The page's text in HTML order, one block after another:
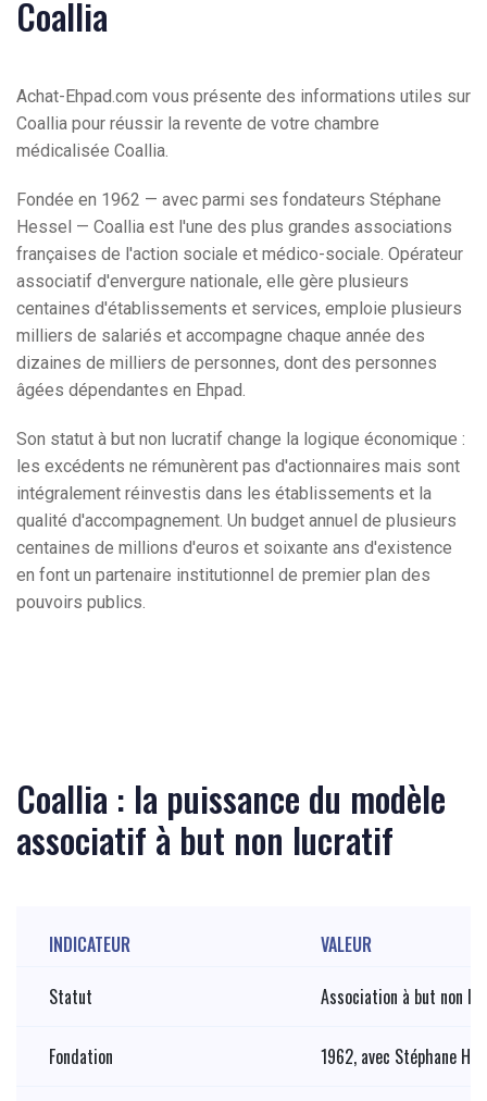
Coallia
Achat-Ehpad.com vous présente des informations utiles sur
Coallia pour réussir la revente de votre chambre
médicalisée Coallia.
Fondée en 1962 — avec parmi ses fondateurs Stéphane
Hessel — Coallia est l'une des plus grandes associations
françaises de l'action sociale et médico-sociale. Opérateur
associatif d'envergure nationale, elle gère plusieurs
centaines d'établissements et services, emploie plusieurs
milliers de salariés et accompagne chaque année des
dizaines de milliers de personnes, dont des personnes
âgées dépendantes en Ehpad.
Son statut à but non lucratif change la logique économique :
les excédents ne rémunèrent pas d'actionnaires mais sont
intégralement réinvestis dans les établissements et la
qualité d'accompagnement. Un budget annuel de plusieurs
centaines de millions d'euros et soixante ans d'existence
en font un partenaire institutionnel de premier plan des
pouvoirs publics.
Coallia : la puissance du modèle
associatif à but non lucratif
INDICATEUR
VALEUR
Statut
Association à but non
Fondation 1962, avec Stéphane